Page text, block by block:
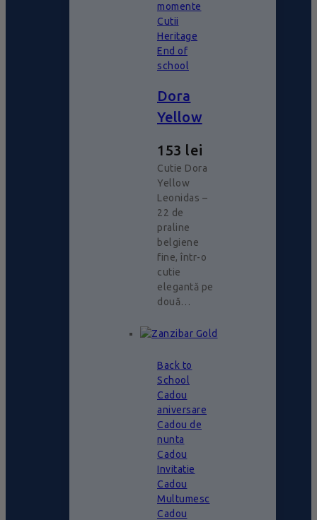
momente
Cutii
Heritage
End of
school
Dora
Yellow
153 lei
Cutie Dora
Yellow
Leonidas –
22 de
praline
belgiene
fine, într-o
cutie
elegantă pe
două…
Back to
School
Cadou
aniversare
Cadou de
nunta
Cadou
Invitatie
Cadou
Multumesc
Cadou